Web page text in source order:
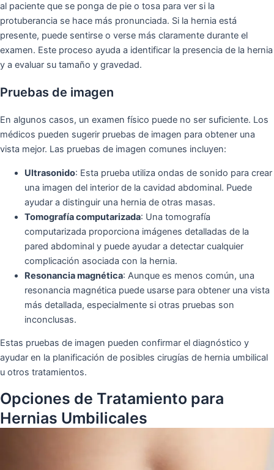
al paciente que se ponga de pie o tosa para ver si la
protuberancia se hace más pronunciada. Si la hernia está
presente, puede sentirse o verse más claramente durante el
examen. Este proceso ayuda a identificar la presencia de la hernia
y a evaluar su tamaño y gravedad.
Pruebas de imagen
En algunos casos, un examen físico puede no ser suficiente. Los
médicos pueden sugerir pruebas de imagen para obtener una
vista mejor. Las pruebas de imagen comunes incluyen:
Ultrasonido: Esta prueba utiliza ondas de sonido para crear
una imagen del interior de la cavidad abdominal. Puede
ayudar a distinguir una hernia de otras masas.
Tomografía computarizada: Una tomografía
computarizada proporciona imágenes detalladas de la
pared abdominal y puede ayudar a detectar cualquier
complicación asociada con la hernia.
Resonancia magnética: Aunque es menos común, una
resonancia magnética puede usarse para obtener una vista
más detallada, especialmente si otras pruebas son
inconclusas.
Estas pruebas de imagen pueden confirmar el diagnóstico y
ayudar en la planificación de posibles cirugías de hernia umbilical
u otros tratamientos.
Opciones de Tratamiento para
Hernias Umbilicales